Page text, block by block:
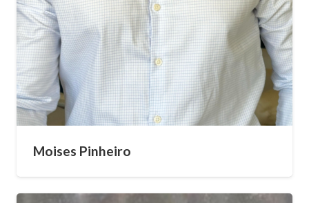
Moises Pinheiro